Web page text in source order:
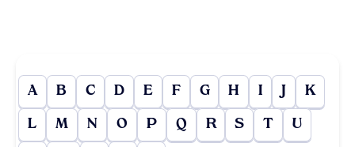
A B C D E F G H I J K
L M N O P Q R S T U